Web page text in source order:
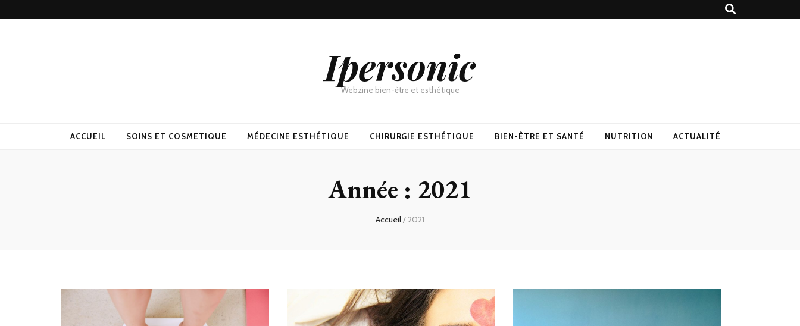
Ipersonic
Webzine bien-être et esthétique
ACCUEIL SOINS ET COSMETIQUE MÉDECINE ESTHÉTIQUE CHIRURGIE ESTHÉTIQUE BIEN-ÊTRE ET SANTÉ NUTRITION ACTUALITÉ
Année : 2021
Accueil/ 2021